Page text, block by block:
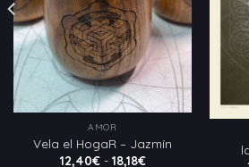
AMOR
Vela el HogaR – Jazmín
12,40€ - 18,18€Rango